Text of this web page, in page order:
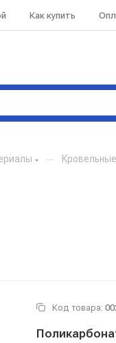
Как купить
—
Код товара: